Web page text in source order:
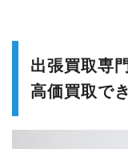
出張買取専
高価買取で